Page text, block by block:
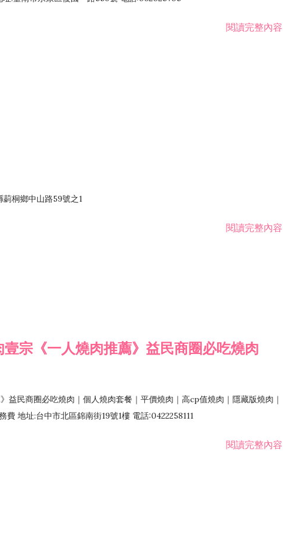
閱讀完整內容
桐鄉中山路59號之1
閱讀完整內容
壹宗《一人燒肉推薦》益民商圈必吃燒肉
益民商圈必吃燒肉｜個人燒肉套餐｜平價燒肉｜高cp值燒肉｜隱藏版燒肉｜
費 地址:台中市北區錦南街19號1樓 電話:0422258111
閱讀完整內容